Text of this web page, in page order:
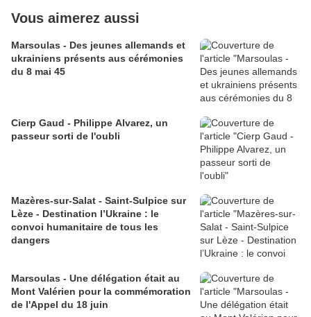
Vous aimerez aussi
Marsoulas - Des jeunes allemands et
ukrainiens présents aus cérémonies
du 8 mai 45
Cierp Gaud - Philippe Alvarez, un
passeur sorti de l'oubli
Mazères-sur-Salat - Saint-Sulpice sur
Lèze - Destination l’Ukraine : le
convoi humanitaire de tous les
dangers
Marsoulas - Une délégation était au
Mont Valérien pour la commémoration
de l'Appel du 18 juin